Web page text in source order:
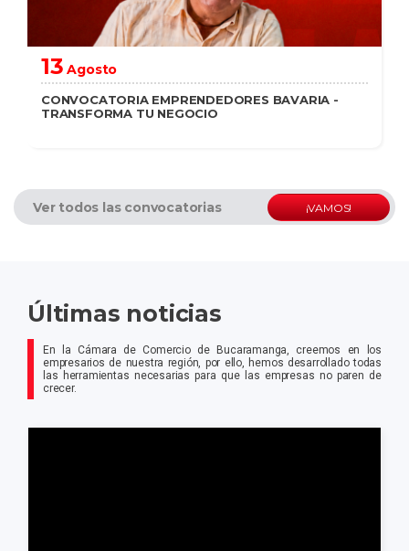
13 Agosto
CONVOCATORIA EMPRENDEDORES BAVARIA -
TRANSFORMA TU NEGOCIO
Ver todos las convocatorias ¡VAMOS!
Últimas noticias
En la Cámara de Comercio de Bucaramanga, creemos en los
empresarios de nuestra región, por ello, hemos desarrollado todas
las herramientas necesarias para que las empresas no paren de
crecer.